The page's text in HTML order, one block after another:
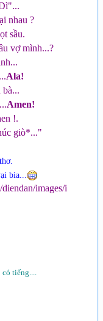
nhau ?
sầu.
vợ mình...?
Ala!
bà...
Amen!
!.
giò*..."
bia...
tiếng....